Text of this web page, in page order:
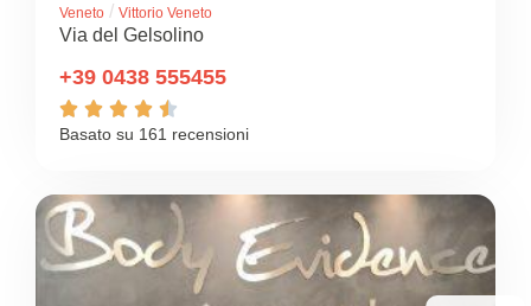
Veneto / Vittorio Veneto
Via del Gelsolino
+39 0438 555455
    
Basato su 161 recensioni